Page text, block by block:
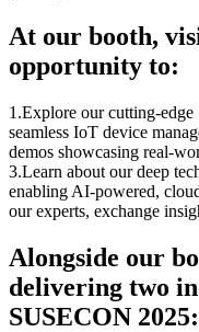
At our booth,
opportunity to:
1.Explore our cutting-
seamless IoT device
demos showcasing real-
3.Learn about our deep
enabling AI-powered,
our experts, exchange
Alongside our
delivering two
SUSECON 2025: